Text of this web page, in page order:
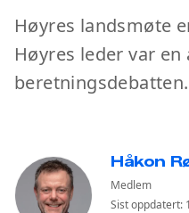
Høyres landsmøte
Høyres leder var
Håkon
Medlem
Sist oppdatert: